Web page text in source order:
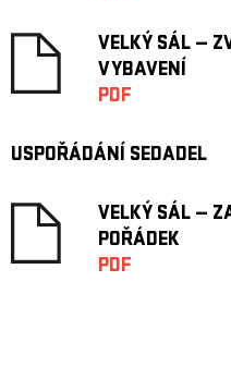
VELKÝ SÁL —
VYBAVENÍ
PDF
USPOŘÁDÁNÍ SEDADEL
VELKÝ SÁL —
POŘÁDEK
PDF